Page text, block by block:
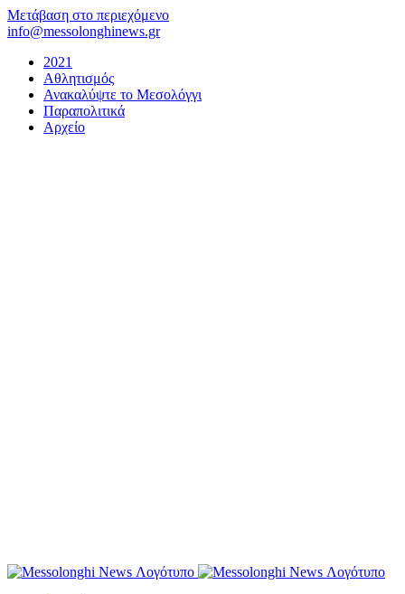
Μετάβαση στο περιεχόμενο
info@messolonghinews.gr
2021
Αθλητισμός
Ανακαλύψτε το Μεσολόγγι
Παραπολιτικά
Αρχείο